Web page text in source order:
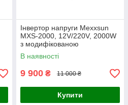
Інвертор напруги Mexxsun
MXS-2000, 12V/220V, 2000W
з модифікованою
синусоїдою, 2 Shuko, клемні
дроти, Q4
В наявності
9 900 ₴ 11 000 ₴
Купити